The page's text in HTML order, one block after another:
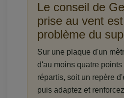
Le conseil de
prise au vent
problème du
Sur une plaque d'un
d'au moins quatre points
répartis, soit un repère
puis adaptez et